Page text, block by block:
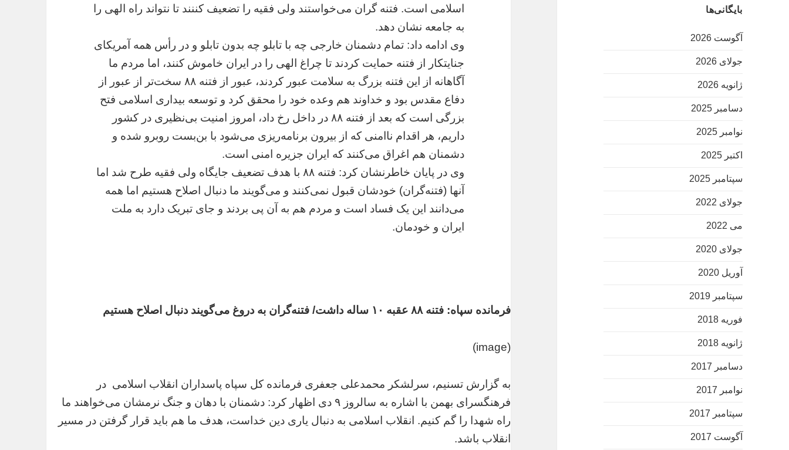
بایگانی‌ها
آگوست 2026
جولای 2026
ژانویه 2026
دسامبر 2025
نوامبر 2025
اکتبر 2025
سپتامبر 2025
جولای 2022
می 2022
جولای 2020
آوریل 2020
سپتامبر 2019
فوریه 2018
ژانویه 2018
دسامبر 2017
نوامبر 2017
سپتامبر 2017
آگوست 2017
اسلامی است. فتنه گران می‌خواستند ولی فقیه را تضعیف کننند تا نتواند راه الهی را
به جامعه نشان دهد.
وی ادامه داد: تمام دشمنان خارجی چه با تابلو چه بدون تابلو و در رأس همه آمریکای
جنایتکار از فتنه حمایت کردند تا چراغ الهی را در ایران خاموش کنند، اما مردم ما
آگاهانه از این فتنه بزرگ به سلامت عبور کردند، عبور از فتنه ٨٨ سخت‌تر از عبور از
دفاع مقدس بود و خداوند هم وعده خود را محقق کرد و توسعه بیداری اسلامی فتح
بزرگی است که بعد از فتنه ٨٨ در داخل رخ داد، امروز امنیت بی‌نظیری در کشور
داریم، هر اقدام ناامنی که از بیرون برنامه‌ریزی می‌شود با بن‌بست روبرو شده و
دشمنان هم اغراق می‌کنند که ایران جزیره امنی است.
وی در پایان خاطرنشان کرد: فتنه ٨٨ با هدف تضعیف جایگاه ولی فقیه طرح شد اما
آنها (فتنه‌گران) خودشان قبول نمی‌کنند و می‌گویند ما دنبال اصلاح هستیم اما همه
می‌دانند این یک فساد است و مردم هم به آن پی بردند و جای تبریک دارد به ملت
ایران و خودمان.
فرمانده سپاه: فتنه ۸۸ عقبه ۱۰ ساله داشت/ فتنه‌گران به دروغ می‌گویند دنبال اصلاح هستیم
(image)
به گزارش تسنیم، سرلشکر محمدعلی جعفری فرمانده کل سپاه پاسداران انقلاب اسلامی در
فرهنگسرای بهمن با اشاره به سالروز ٩ دی اظهار کرد: دشمنان با دهان و جنگ نرمشان می‌خواهند ما
راه شهدا را گم کنیم. انقلاب اسلامی به دنبال یاری دین خداست، هدف ما هم باید قرار گرفتن در مسیر
انقلاب باشد.